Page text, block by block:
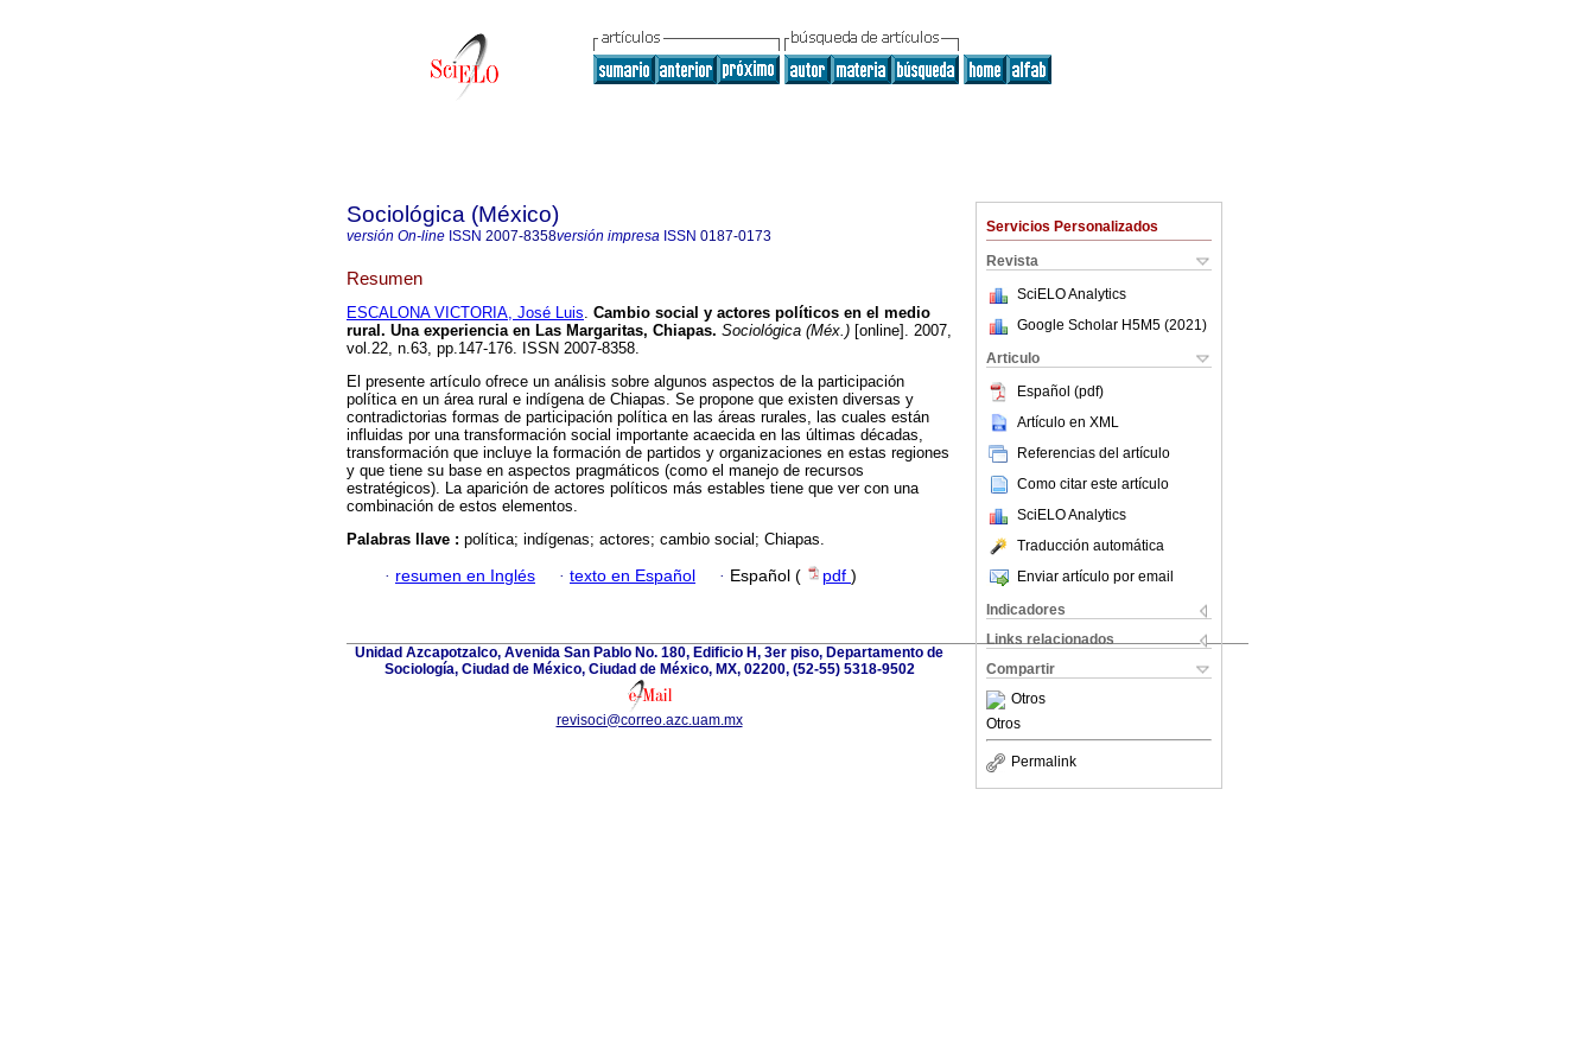
Servicios Personalizados
Revista
SciELO Analytics
Google Scholar H5M5 (2021 )
Articulo
Español (pdf)
Artículo en XML
Referencias del artículo
Como citar este artículo
SciELO Analytics
Traducción automática
Enviar artículo por email
Indicadores
Links relacionados
Compartir
Otros
Otros
Permalink
Sociológica (México)
versión On-line ISSN 2007-8358versión impresa ISSN 0187-0173
Resumen
ESCALONA VICTORIA, José Luis. Cambio social y actores políticos en el medio
rural. Una experiencia en Las Margaritas, Chiapas. Sociológica (Méx.) [online]. 2007,
vol.22, n.63, pp.147-176. ISSN 2007-8358.
El presente artículo ofrece un análisis sobre algunos aspectos de la participación
política en un área rural e indígena de Chiapas. Se propone que existen diversas y
contradictorias formas de participación política en las áreas rurales, las cuales están
influidas por una transformación social importante acaecida en las últimas décadas,
transformación que incluye la formación de partidos y organizaciones en estas regiones
y que tiene su base en aspectos pragmáticos (como el manejo de recursos
estratégicos). La aparición de actores políticos más estables tiene que ver con una
combinación de estos elementos.
Palabras llave : política; indígenas; actores; cambio social; Chiapas.
· resumen en Inglés · texto en Español · Español ( pdf )
Unidad Azcapotzalco, Avenida San Pablo No. 180, Edificio H, 3er piso, Departamento de
Sociología, Ciudad de México, Ciudad de México, MX, 02200, (52-55) 5318-9502
revisoci@correo.azc.uam.mx